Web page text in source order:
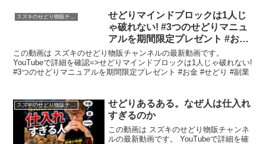
せどりマインドブロックは1人じ
ゃ破れない! #3つのせどりマニュ
アルを期間限定プレゼント #お金
#せどり #副業
この動画は スズキのせどり物販チャンネルの最新動画です。
YouTubeで詳細を確認=>せどりマインドブロックは1人じゃ破れない!
#3つのせどりマニュアルを期間限定プレゼント #お金 #せどり #副業
スズキのせどり物販チャンネル
せどりあるある。なぜ人は仕入れ
すぎるのか
この動画は スズキのせどり物販チャンネ
ルの最新動画です。 YouTubeで詳細を確